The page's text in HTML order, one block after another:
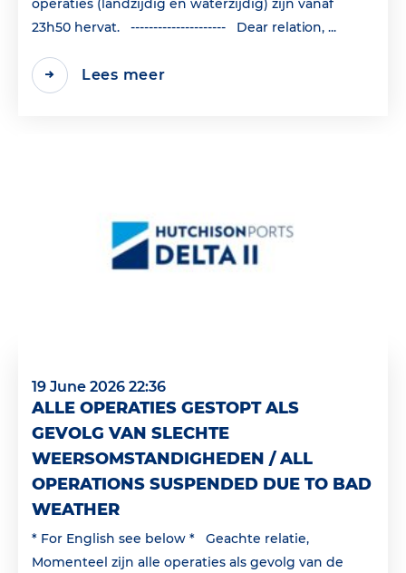
23h50 hervat. --------------------- Dear relation, ...
Lees meer
19 June 2026 22:36
ALLE OPERATIES GESTOPT ALS
GEVOLG VAN SLECHTE
WEERSOMSTANDIGHEDEN / ALL
OPERATIONS SUSPENDED DUE TO BAD
WEATHER
* For English see below * Geachte relatie,
Momenteel zijn alle operaties als gevolg van de